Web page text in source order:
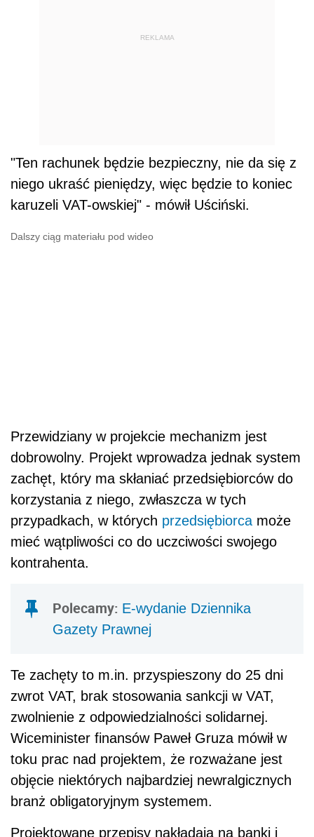
REKLAMA
"Ten rachunek będzie bezpieczny, nie da się z
niego ukraść pieniędzy, więc będzie to koniec
karuzeli VAT-owskiej" - mówił Uściński.
Dalszy ciąg materiału pod wideo
Przewidziany w projekcie mechanizm jest
dobrowolny. Projekt wprowadza jednak system
zachęt, który ma skłaniać przedsiębiorców do
korzystania z niego, zwłaszcza w tych
przypadkach, w których przedsiębiorca może
mieć wątpliwości co do uczciwości swojego
kontrahenta.
Polecamy: E-wydanie Dziennika
Gazety Prawnej
Te zachęty to m.in. przyspieszony do 25 dni
zwrot VAT, brak stosowania sankcji w VAT,
zwolnienie z odpowiedzialności solidarnej.
Wiceminister finansów Paweł Gruza mówił w
toku prac nad projektem, że rozważane jest
objęcie niektórych najbardziej newralgicznych
branż obligatoryjnym systemem.
Projektowane przepisy nakładają na banki i